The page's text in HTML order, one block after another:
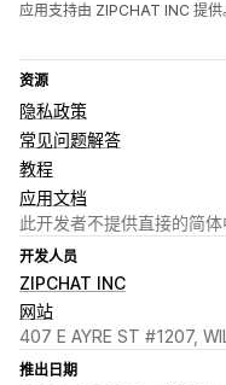
应用支持由 ZIPCHAT INC 提供
资源
隐私政策
常见问题解答
教程
应用文档
此开发者不提供直接的简体
开发人员
ZIPCHAT INC
网站
407 E AYRE ST #1207,
推出日期